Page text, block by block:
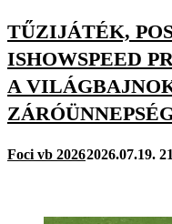
TŰZIJÁTÉK,
ISHOWSPEED
A
Foci vb 20262026.07.19.